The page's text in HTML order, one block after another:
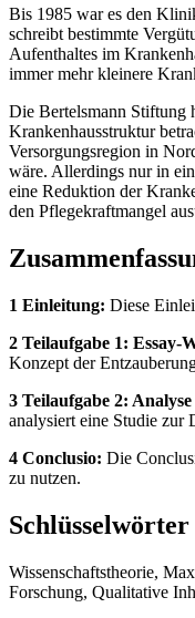
Bis 1985 war es den
schreibt bestimmte
Aufenthaltes im
immer mehr kleinere
Die Bertelsmann Stiftung
Krankenhausstruktur
Versorgungsregion in
wäre. Allerdings nur in
eine Reduktion der
den Pflegekraftmangel
1 Einleitung: Diese
2 Teilaufgabe 1: Essay-
Konzept der
3 Teilaufgabe 2:
analysiert eine Studie zur
4 Conclusio: Die
zu nutzen.
Schlüsselwörter
Wissenschaftstheorie,
Forschung, Qualitative